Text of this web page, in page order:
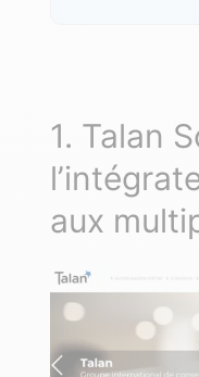
1. Talan
aux